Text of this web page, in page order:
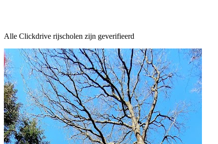
Alle Clickdrive rijscholen zijn geverifieerd